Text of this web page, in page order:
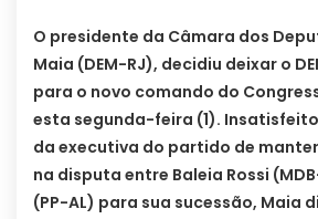
O presidente da Câmara dos
Maia (DEM-RJ), decidiu deixar o
para o novo comando do
esta segunda-feira (1).
da executiva do partido de
na disputa entre Baleia Rossi
(PP-AL) para sua sucessão, Maia